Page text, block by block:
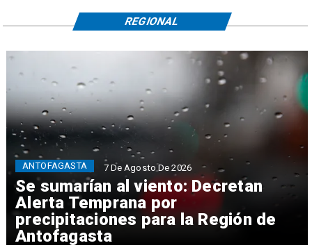
Se sumarían al viento: Decretan
Alerta Temprana por
precipitaciones para la Región de
Antofagasta
ANTOFAGASTA 7 De Agosto De 2026
REGIONAL